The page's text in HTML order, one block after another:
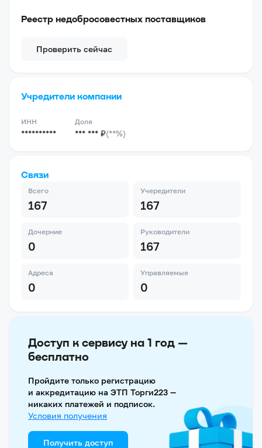
Реестр недобросовестных поставщиков
Проверить сейчас
Учредители компании
ИНН
**********
Доля
*** *** ₽(**%)
Связи
Всего
167
Учередители
167
Дочерние
0
Руководители
167
Адреса
0
Управляемые
0
Доступ к сервису на 1 год —
бесплатно
Пройдите только регистрацию
и аккредитацию на ЭТП Торги223 —
никаких платежей и подписок.
Условия получения
Получить доступ